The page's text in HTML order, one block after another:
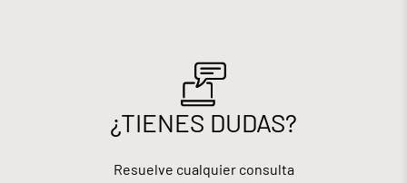
¿TIENES DUDAS?
Resuelve cualquier consulta